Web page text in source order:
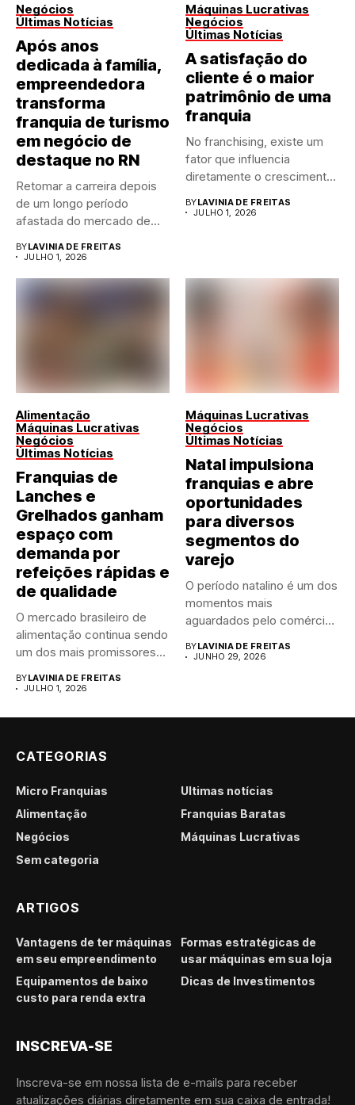
Negócios
Últimas Notícias
Após anos
dedicada à família,
empreendedora
transforma
franquia de turismo
em negócio de
destaque no RN
Retomar a carreira depois
de um longo período
afastada do mercado de...
BYLAVINIA DE FREITAS
JULHO 1, 2026
Máquinas Lucrativas
Negócios
Últimas Notícias
A satisfação do
cliente é o maior
patrimônio de uma
franquia
No franchising, existe um
fator que influencia
diretamente o crescimento
BYLAVINIA DE FREITAS
JULHO 1, 2026
Alimentação
Máquinas Lucrativas
Negócios
Últimas Notícias
Franquias de
Lanches e
Grelhados ganham
espaço com
demanda por
refeições rápidas e
de qualidade
O mercado brasileiro de
alimentação continua sendo
um dos mais promissores
BYLAVINIA DE FREITAS
JULHO 1, 2026
Máquinas Lucrativas
Negócios
Últimas Notícias
Natal impulsiona
franquias e abre
oportunidades
para diversos
segmentos do
varejo
O período natalino é um dos
momentos mais
aguardados pelo comércio
BYLAVINIA DE FREITAS
JUNHO 29, 2026
CATEGORIAS
Micro Franquias
Últimas notícias
Alimentação
Franquias Baratas
Negócios
Máquinas Lucrativas
Sem categoria
ARTIGOS
Vantagens de ter máquinas
em seu empreendimento
Formas estratégicas de
usar máquinas em sua loja
Equipamentos de baixo
custo para renda extra
Dicas de Investimentos
INSCREVA-SE
Inscreva-se em nossa lista de e-mails para receber
atualizações diárias diretamente em sua caixa de entrada!